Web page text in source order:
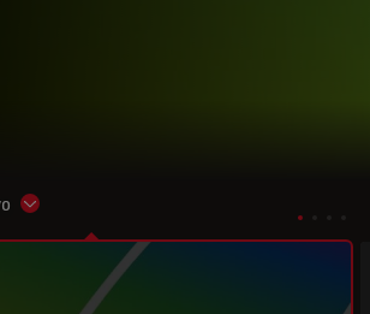
Show subnavigation